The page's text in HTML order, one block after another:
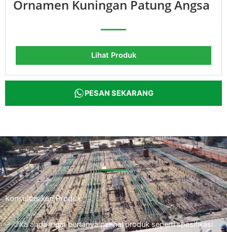
Ornamen Kuningan Patung Angsa
Lihat Produk
PESAN SEKARANG
Konsultasikan Produk
Jika anda ingin bertanya perihal produk seperti spesifikasi